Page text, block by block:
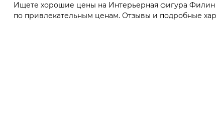
Ищете хорошие цены на Интерьерная фигура Филин
по привлекательным ценам. Отзывы и подробные